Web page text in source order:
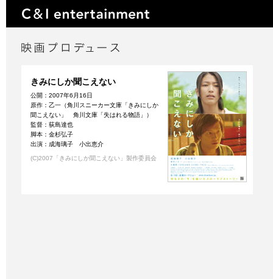
きみにしか聞こえない
公開：2007年6月16日
原作：乙一（角川スニーカー文庫「きみにしか
聞こえない」 角川文庫「失はれる物語」）
監督：荻島達也
脚本：金杉弘子
出演：成海璃子 小出恵介
(C)2007「きみにしか聞こえない」製作委員会